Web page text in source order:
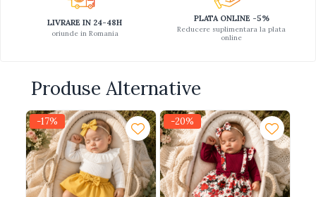
LIVRARE IN 24-48H
oriunde in Romania
PLATA ONLINE -5%
Reducere suplimentara la plata
online
Produse Alternative
-17% -20%